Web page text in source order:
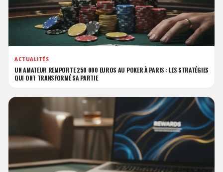
ACTUALITÉS
UN AMATEUR REMPORTE 250 000 EUROS AU POKER À PARIS : LES STRATÉGIES
QUI ONT TRANSFORMÉ SA PARTIE